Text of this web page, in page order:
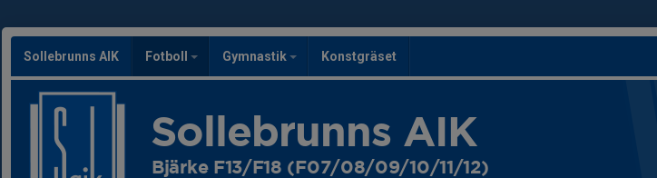
Sollebrunns AIK Fotboll Gymnastik Konstgräset
Sollebrunns AIK
Bjärke F13/F18 (F07/08/09/10/11/12)